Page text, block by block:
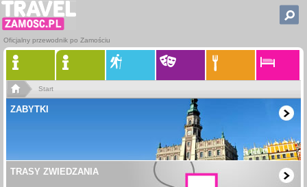
Oficjalny przewodnik po Zamościu
Start
ZABYTKI
TRASY ZWIEDZANIA